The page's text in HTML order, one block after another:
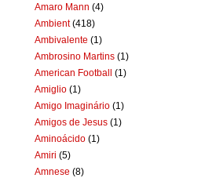
Amaro Mann (4)
Ambient (418)
Ambivalente (1)
Ambrosino Martins (1)
American Football (1)
Amiglio (1)
Amigo Imaginário (1)
Amigos de Jesus (1)
Aminoácido (1)
Amiri (5)
Amnese (8)